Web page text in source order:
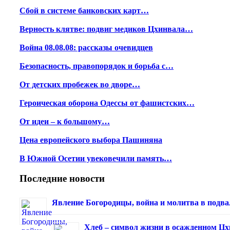
Сбой в системе банковских карт…
Верность клятве: подвиг медиков Цхинвала…
Война 08.08.08: рассказы очевидцев
Безопасность, правопорядок и борьба с…
От детских пробежек во дворе…
Героическая оборона Одессы от фашистских…
От идеи – к большому…
Цена европейского выбора Пашиняна
В Южной Осетии увековечили память…
Последние новости
Явление Богородицы, война и молитва в
Хлеб – символ жизни в осажденном